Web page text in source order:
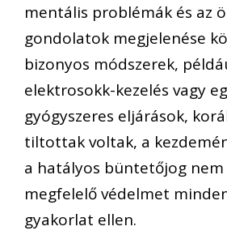
mentális problémák és az
gondolatok megjelenése
bizonyos módszerek,
elektrosokk-kezelés vagy
gyógyszeres eljárások,
tiltottak voltak, a
a hatályos büntetőjog
megfelelő védelmet
gyakorlat ellen.